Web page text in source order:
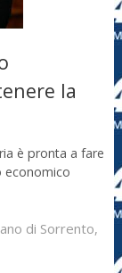
la
è pronta a fare
economico
di Sorrento,